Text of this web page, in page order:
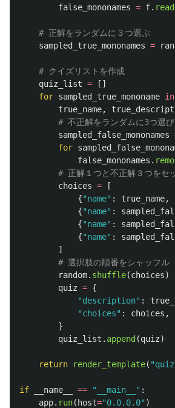
false_mononames = f. read
sampled_true_mononames =
quiz_list =
[]
for sampled_true_mononame in
true_name,
sampled_false_mononames
for
false_mononames .
choices =
[
{"name" : true_name,
{"name" :
{"name" :
{"name" :
]
random. shuffle(choices)
quiz = {
"description" :
"choices" : choices ,
}
quiz_list . append (quiz)
return render_template( "
if __name__ == " __main__ " :
app. run( host="0.0.0.0" )